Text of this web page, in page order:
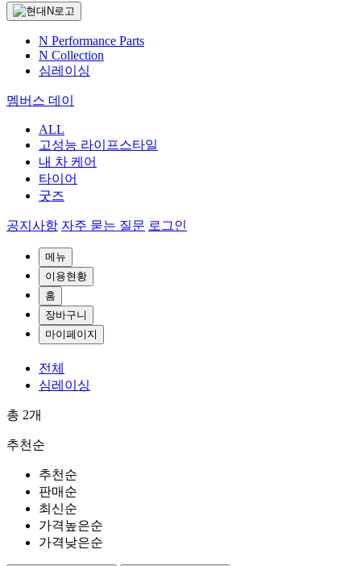
N Performance Parts
N Collection
심레이싱
멤버스 데이
ALL
고성능 라이프스타일
내 차 케어
타이어
굿즈
공지사항 자주 묻는 질문 로그인
메뉴
이용현황
홈
장바구니
마이페이지
전체
심레이싱
총 2개
추천순
추천순
판매순
최신순
가격높은순
가격낮은순